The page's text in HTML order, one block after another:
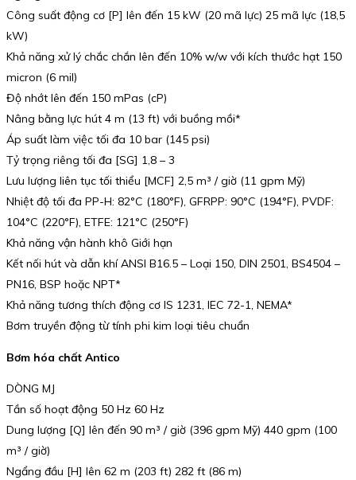
Công suất động cơ [P] lên đến 15 kW (20 mã lực) 25 mã lực (18,5
kW)
Khả năng xử lý chắc chắn lên đến 10% w/w với kích thước hạt 150
micron (6 mil)
Độ nhớt lên đến 150 mPas (cP)
Nâng bằng lực hút 4 m (13 ft) với buồng mồi*
Áp suất làm việc tối đa 10 bar (145 psi)
Tỷ trọng riêng tối đa [SG] 1,8 – 3
Lưu lượng liên tục tối thiểu [MCF] 2,5 m³ / giờ (11 gpm Mỹ)
Nhiệt độ tối đa PP-H: 82°C (180°F), GFRPP: 90°C (194°F), PVDF:
104°C (220°F), ETFE: 121°C (250°F)
Khả năng vận hành khô Giới hạn
Kết nối hút và dẫn khí ANSI B16.5 – Loại 150, DIN 2501, BS4504 –
PN16, BSP hoặc NPT*
Khả năng tương thích động cơ IS 1231, IEC 72-1, NEMA*
Bơm truyền động từ tính phi kim loại tiêu chuẩn
Bơm hóa chất Antico
DÒNG MJ
Tần số hoạt động 50 Hz 60 Hz
Dung lượng [Q] lên đến 90 m³ / giờ (396 gpm Mỹ) 440 gpm (100
m³ / giờ)
Ngẩng đầu [H] lên 62 m (203 ft) 282 ft (86 m)